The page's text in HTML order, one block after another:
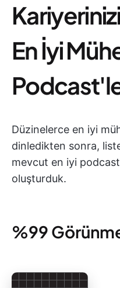
En İyi
Düzinelerce en iyi
dinledikten sonra,
mevcut en iyi
oluşturduk.
%99